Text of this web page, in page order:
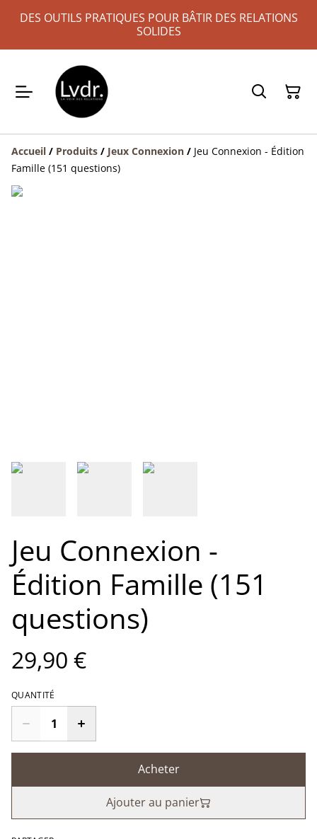
DES OUTILS PRATIQUES POUR BÂTIR DES RELATIONS
SOLIDES
Accueil / Produits / Jeux Connexion / Jeu Connexion - Édition
Famille (151 questions)
Jeu Connexion -
Édition Famille (151
questions)
29,90 €
QUANTITÉ
Acheter
Ajouter au panier